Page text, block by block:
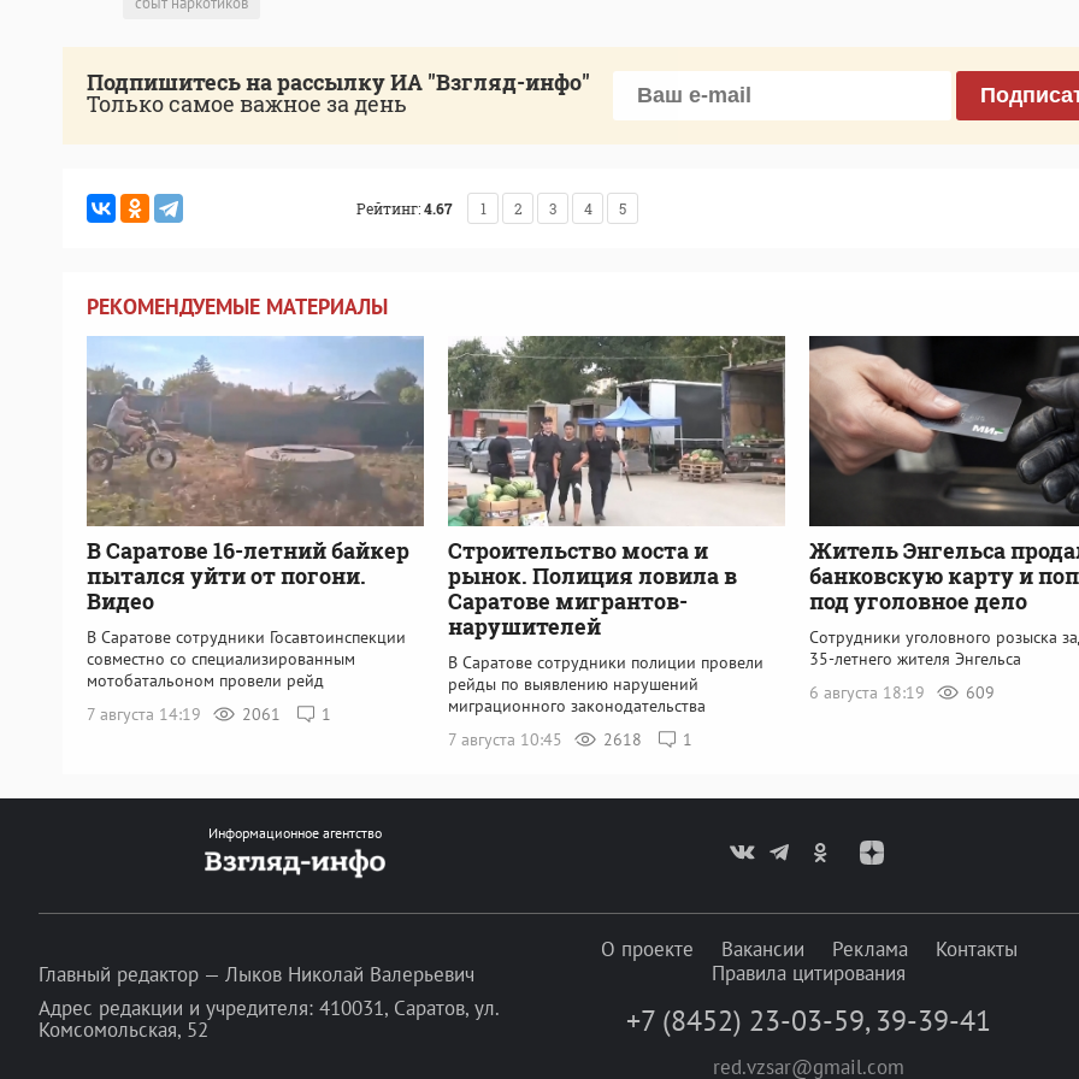
Подпишитесь на рассылку ИА "Взгляд-инфо"
Только самое важное за день
Рейтинг:4.67 1 2 3 4 5
РЕКОМЕНДУЕМЫЕ МАТЕРИАЛЫ
В Саратове 16-летний байкер
пытался уйти от погони.
Видео
В Саратове сотрудники Госавтоинспекции
совместно со специализированным
мотобатальоном провели рейд
7 августа 14:19
2061 1
Строительство моста и
рынок. Полиция ловила в
Саратове мигрантов-
нарушителей
В Саратове сотрудники полиции провели
рейды по выявлению нарушений
миграционного законодательства
7 августа 10:45
2618 1
Житель Энгельса
банковскую карту и
под уголовное дело
Сотрудники уголовного розыска
35-летнего жителя Энгельса
6 августа 18:19
609
Информационное агентство
Главный редактор — Лыков Николай Валерьевич
Адрес редакции и учредителя: 410031, Саратов, ул.
Комсомольская, 52
О проекте Вакансии Реклама
Контакты
Правила цитирования
+7 (8452) 23-03-59, 39-39-41
red.vzsar@gmail.com